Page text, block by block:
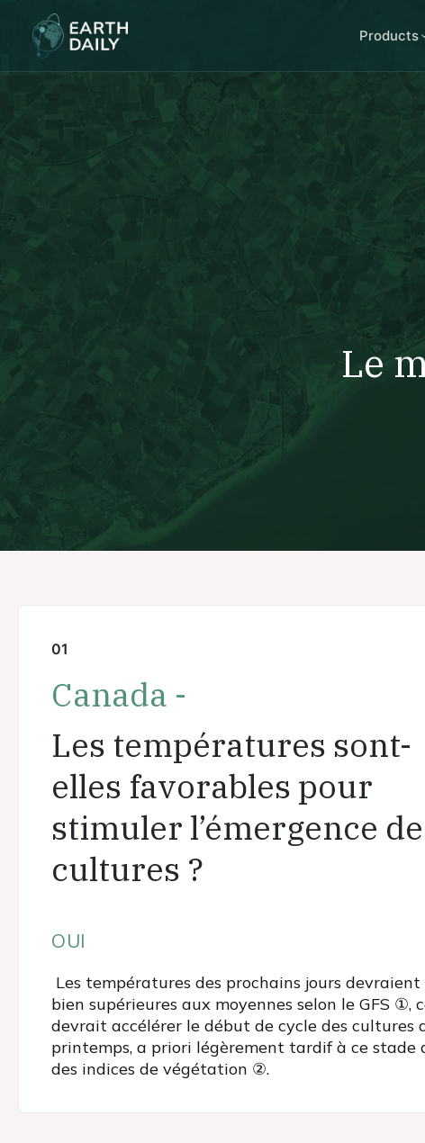
Products
Le
01
Canada -
Les températures sont-
elles favorables pour
stimuler l’émergence
cultures ?
OUI
Les températures des prochains jours
bien supérieures aux moyennes selon le GFS ①,
devrait accélérer le début de cycle des cultures
printemps, a priori légèrement tardif à ce stade
des indices de végétation ②.